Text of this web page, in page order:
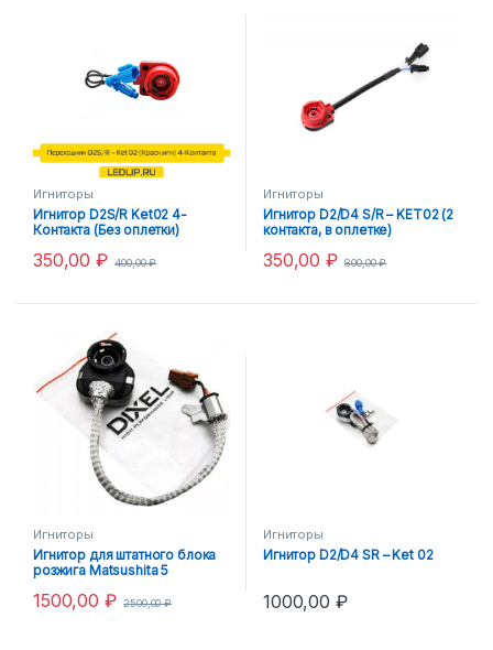
Игниторы
Игнитор D2S/R Ket02 4-
Контакта (Без оплетки)
350,00₽ 400,00₽
Игниторы
Игнитор D2/D4 S/R – KET02 (2
контакта, в оплетке)
350,00₽ 800,00₽
Игниторы
Игнитор для штатного блока
розжига Matsushita 5
1500,00 ₽ 2500,00₽
Игниторы
Игнитор D2/D4 SR – Ket 02
1000,00 ₽